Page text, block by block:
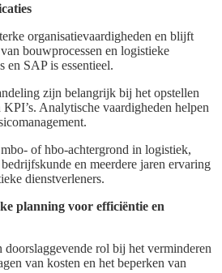
organisatievaardigheden en blijft
bouwprocessen en logistieke
en SAP is essentieel.
zijn belangrijk bij het opstellen
Analytische vaardigheden helpen
of hbo-achtergrond in logistiek,
en meerdere jaren ervaring
dienstverleners.
planning voor efficiëntie en
doorslaggevende rol bij het verminderen
van kosten en het beperken van